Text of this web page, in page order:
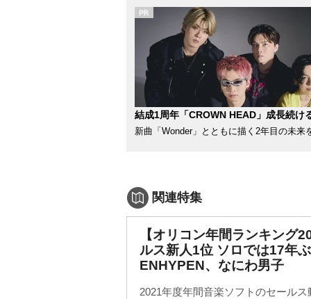
結成1周年「CROWN HEAD」成長続け
新曲「Wonder」とともに描く2年目の未来
関連特集
【オリコン年間ランキング
ルス新人1位 ソロでは17年
ENHYPEN、なにわ男子
2021年度年間音楽ソフトのセール